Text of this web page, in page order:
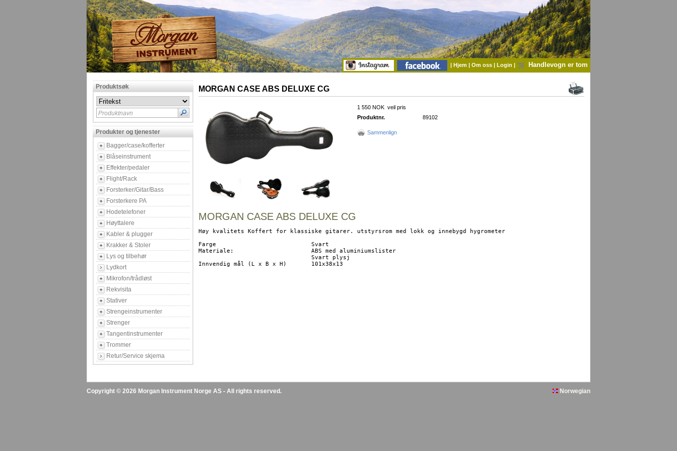
| Hjem | Om oss | Login | Handlevogn er tom
Produktsøk
Produktnavn
Produkter og tjenester
Bagger/case/kofferter
Blåseinstrument
Effekter/pedaler
Flight/Rack
Forsterker/Gitar/Bass
Forsterkere PA
Hodetelefoner
Høyttalere
Kabler & plugger
Krakker & Stoler
Lys og tilbehør
Lydkort
Mikrofon/trådløst
Rekvisita
Stativer
Strengeinstrumenter
Strenger
Tangentinstrumenter
Trommer
Retur/Service skjema
MORGAN CASE ABS DELUXE CG
1 550 NOK veil pris
Produktnr.
89102
Sammenlign
MORGAN CASE ABS DELUXE CG
Høy kvalitets Koffert for klassiske gitarer. utstyrsrom med lokk og innebygd hygrometer
Farge                      	Svart
Materiale:			ABS med aluminiumslister
Innvendig mål (L x B x H)	101x38x13
Copyright © 2026 Morgan Instrument Norge AS - All rights reserved. Norwegian